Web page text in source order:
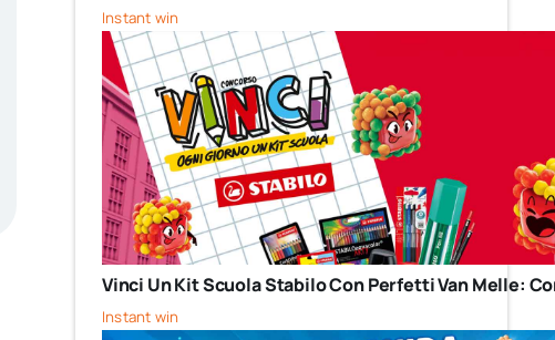
Instant win
Vinci Un Kit Scuola Stabilo Con Perfetti Van Melle:
Instant win